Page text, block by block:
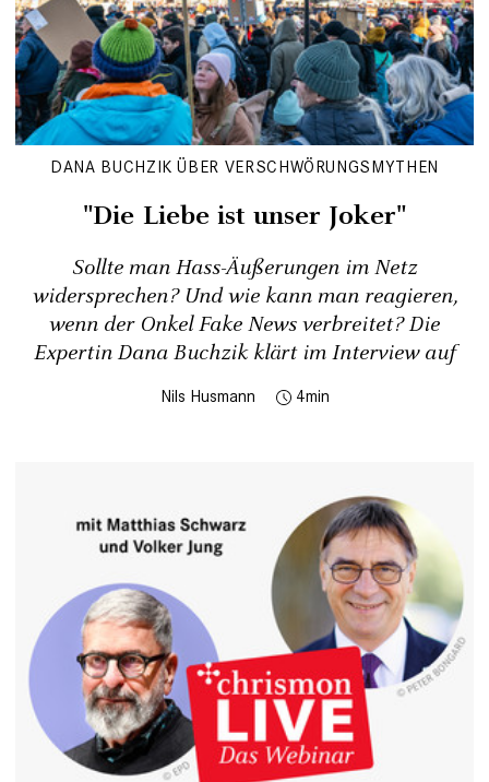
DANA BUCHZIK ÜBER VERSCHWÖRUNGSMYTHEN
"Die Liebe ist unser Joker"
Sollte man Hass-Äußerungen im Netz
widersprechen? Und wie kann man reagieren,
wenn der Onkel Fake News verbreitet? Die
Expertin Dana Buchzik klärt im Interview auf
Nils Husmann 4